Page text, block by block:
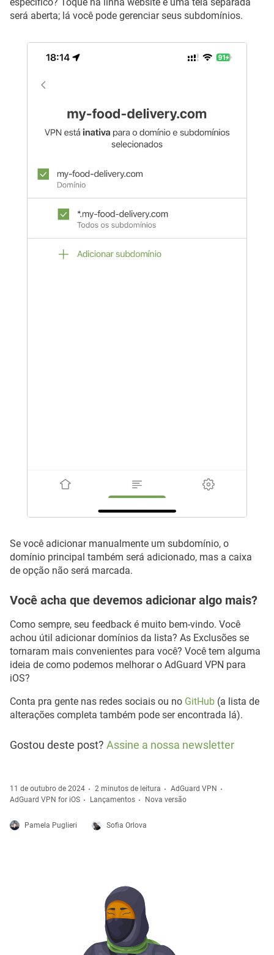
específico? Toque na linha website e uma tela separada
será aberta; lá você pode gerenciar seus subdomínios.
Se você adicionar manualmente um subdomínio, o
domínio principal também será adicionado, mas a caixa
de opção não será marcada.
Você acha que devemos adicionar algo mais?
Como sempre, seu feedback é muito bem-vindo. Você
achou útil adicionar domínios da lista? As Exclusões se
tornaram mais convenientes para você? Você tem alguma
ideia de como podemos melhorar o AdGuard VPN para
iOS?
Conta pra gente nas redes sociais ou no GitHub (a lista de
alterações completa também pode ser encontrada lá).
Gostou deste post? Assine a nossa newsletter
11 de outubro de 2024 2 minutos de leitura
AdGuard VPN
AdGuard VPN for iOS
Lançamentos Nova versão
Pamela Puglieri Sofia Orlova